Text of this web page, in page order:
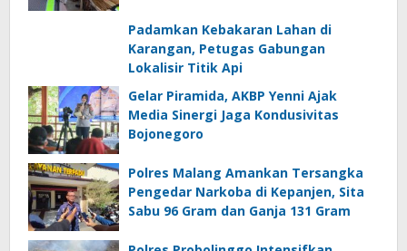
Padamkan Kebakaran Lahan di
Karangan, Petugas Gabungan
Lokalisir Titik Api
Gelar Piramida, AKBP Yenni Ajak
Media Sinergi Jaga Kondusivitas
Bojonegoro
Polres Malang Amankan Tersangka
Pengedar Narkoba di Kepanjen, Sita
Sabu 96 Gram dan Ganja 131 Gram